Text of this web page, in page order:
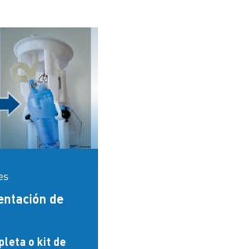
de
o kit de